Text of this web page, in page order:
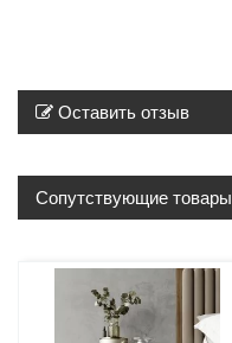
Оставить отзыв
Сопутствующие товары